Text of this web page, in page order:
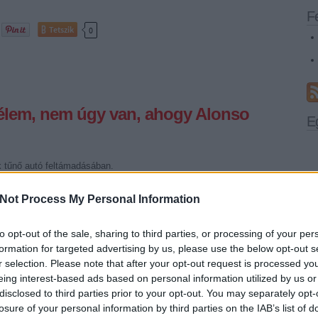
Process My Personal Information
opt-out of the sale, sharing to third parties, or processing of your
for targeted advertising by us, please use the below opt-out
selection. Please note that after your opt-out request is processed
interest-based ads based on personal information utilized by us
to third parties prior to your opt-out. You may separately
of your personal information by third parties on the IAB’s list of
Tetszik 0
nem úgy van, ahogy Alonso
autó feltámadásában.
Tetszik 0